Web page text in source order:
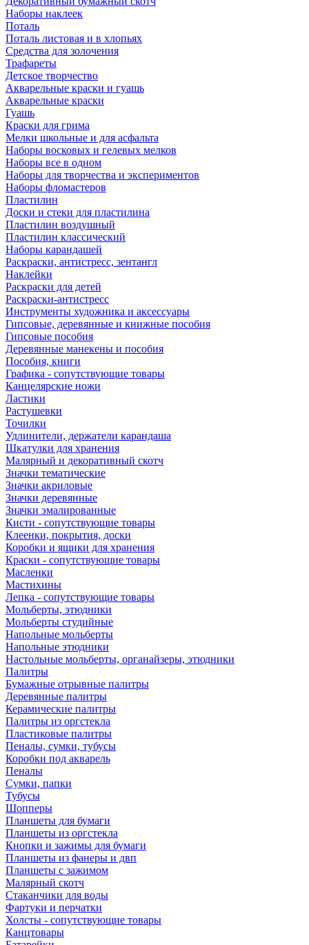
Наборы наклеек
Поталь
Поталь листовая и в хлопьях
Средства для золочения
Трафареты
Детское творчество
Акварельные краски и гуашь
Акварельные краски
Гуашь
Краски для грима
Мелки школьные и для асфальта
Наборы восковых и гелевых мелков
Наборы все в одном
Наборы для творчества и экспериментов
Наборы фломастеров
Пластилин
Доски и стеки для пластилина
Пластилин воздушный
Пластилин классический
Наборы карандашей
Раскраски, антистресс, зентангл
Наклейки
Раскраски для детей
Раскраски-антистресс
Инструменты художника и аксессуары
Гипсовые, деревянные и книжные пособия
Гипсовые пособия
Деревянные манекены и пособия
Пособия, книги
Графика - сопутствующие товары
Канцелярские ножи
Ластики
Растушевки
Точилки
Удлинители, держатели карандаша
Шкатулки для хранения
Малярный и декоративный скотч
Значки тематические
Значки акриловые
Значки деревянные
Значки эмалированные
Кисти - сопутствующие товары
Клеенки, покрытия, доски
Коробки и ящики для хранения
Краски - сопутствующие товары
Масленки
Мастихины
Лепка - сопутствующие товары
Мольберты, этюдники
Мольберты студийные
Напольные мольберты
Напольные этюдники
Настольные мольберты, органайзеры, этюдники
Палитры
Бумажные отрывные палитры
Деревянные палитры
Керамические палитры
Палитры из оргстекла
Пластиковые палитры
Пеналы, сумки, тубусы
Коробки под акварель
Пеналы
Сумки, папки
Тубусы
Шопперы
Планшеты для бумаги
Планшеты из оргстекла
Кнопки и зажимы для бумаги
Планшеты из фанеры и двп
Планшеты с зажимом
Малярный скотч
Стаканчики для воды
Фартуки и перчатки
Холсты - сопутствующие товары
Канцтовары